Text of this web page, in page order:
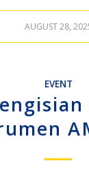
AUGUST 28,
EVENT